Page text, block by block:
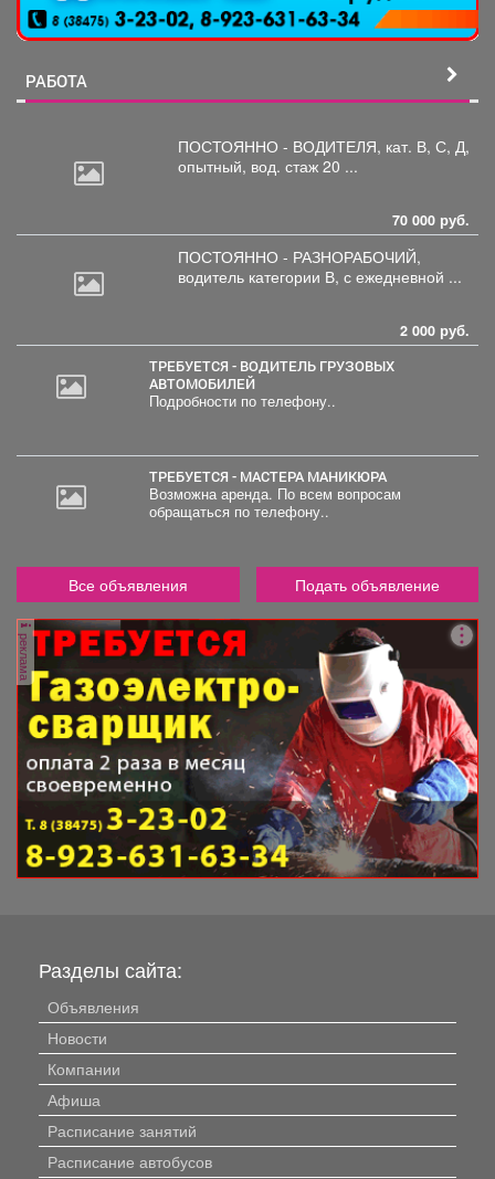
РАБОТА
ПОСТОЯННО - ВОДИТЕЛЯ, кат. В, С, Д,
опытный, вод. стаж 20 ...
70 000 руб.
ПОСТОЯННО - РАЗНОРАБОЧИЙ,
водитель категории В, с ежедневной ...
2 000 руб.
ТРЕБУЕТСЯ - ВОДИТЕЛЬ ГРУЗОВЫХ
АВТОМОБИЛЕЙ
Подробности по телефону..
ТРЕБУЕТСЯ - МАСТЕРА МАНИКЮРА
Возможна аренда. По всем вопросам
обращаться по телефону..
Все объявления Подать объявление
реклама
Разделы сайта:
Объявления
Новости
Компании
Афиша
Расписание занятий
Расписание автобусов